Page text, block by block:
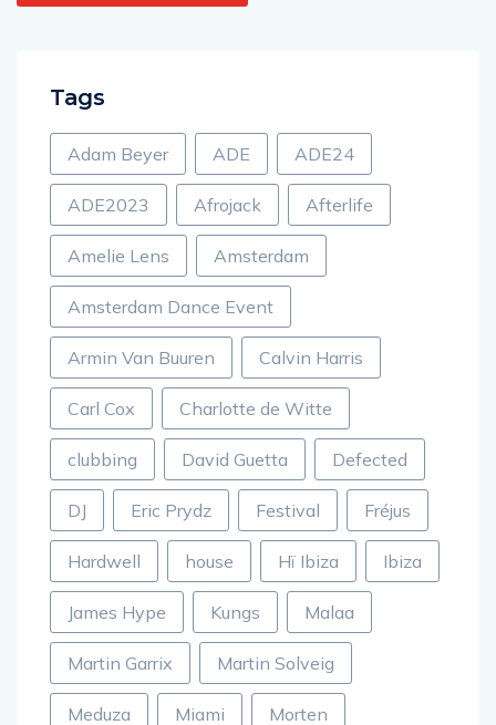
Adam Beyer ADE ADE24
ADE2023 Afrojack Afterlife
Amelie Lens Amsterdam
Amsterdam Dance Event
Armin Van Buuren Calvin Harris
Carl Cox Charlotte de Witte
clubbing David Guetta Defected
DJ Eric Prydz Festival Fréjus
Hardwell house Hï Ibiza Ibiza
James Hype Kungs Malaa
Martin Garrix Martin Solveig